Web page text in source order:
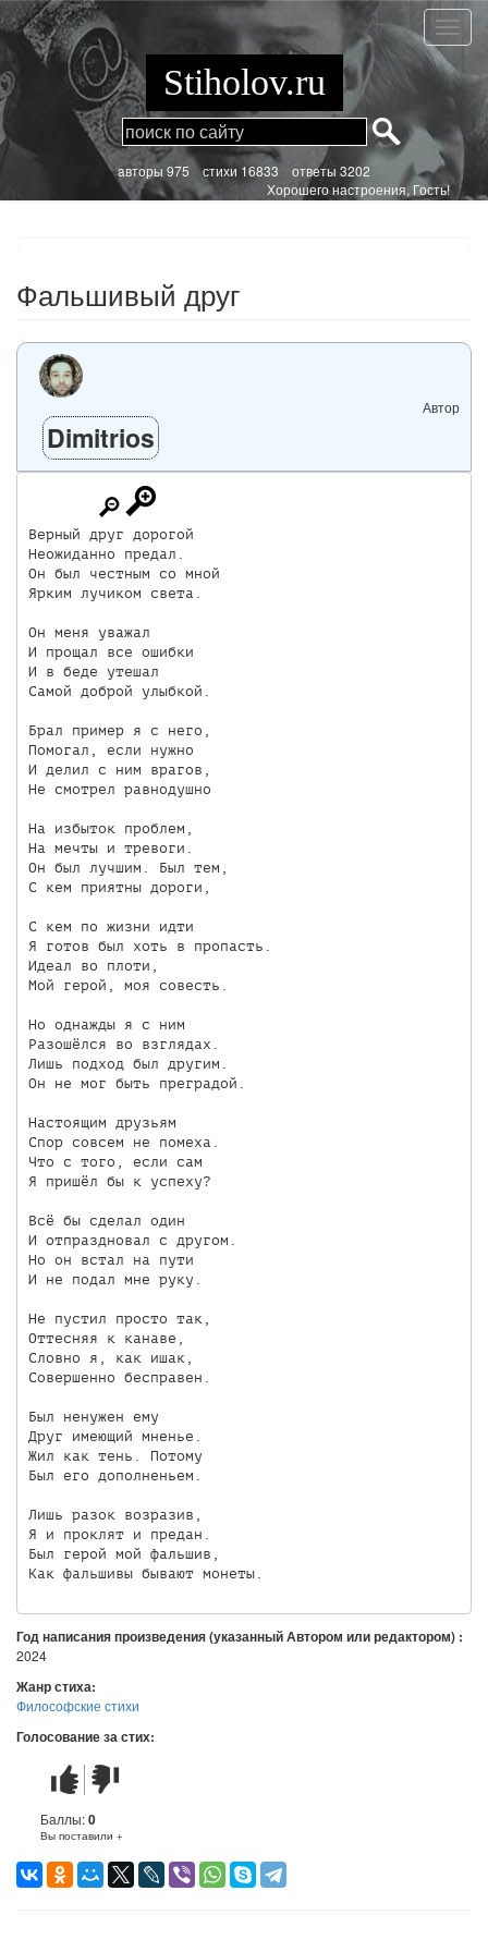
Перейти
к
основному
содержанию
друг
Stiholov.ru
aвторы 975стихи 16833 ответы 3202
Хорошего настроения, Гость!
Фальшивый друг
Автор
Dimitrios
Верный друг дорогой
Неожиданно предал.
Он был честным со мной
Ярким лучиком света.
Он меня уважал
И прощал все ошибки
И в беде утешал
Самой доброй улыбкой.
Брал пример я с него,
Помогал, если нужно
И делил с ним врагов,
Не смотрел равнодушно
На избыток проблем,
На мечты и тревоги.
Он был лучшим. Был тем,
С кем приятны дороги,
С кем по жизни идти
Я готов был хоть в пропасть.
Идеал во плоти,
Мой герой, моя совесть.
Но однажды я с ним
Разошёлся во взглядах.
Лишь подход был другим.
Он не мог быть преградой.
Настоящим друзьям
Спор совсем не помеха.
Что с того, если сам
Я пришёл бы к успеху?
Всё бы сделал один
И отпраздновал с другом.
Но он встал на пути
И не подал мне руку.
Не пустил просто так,
Оттесняя к канаве,
Словно я, как ишак,
Совершенно бесправен.
Был ненужен ему
Друг имеющий мненье.
Жил как тень. Потому
Был его дополненьем.
Лишь разок возразив,
Я и проклят и предан.
Был герой мой фальшив,
Год написания произведения (указанный Автором или редактором) :
2024
Жанр стиха:
Философские стихи
Голосование за стих:
Стих
понравился
Стих
не
понравился
Баллы:0
Вы поставили +